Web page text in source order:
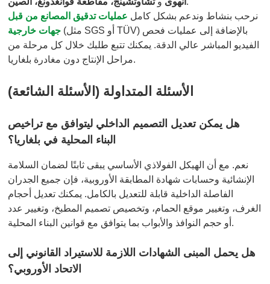
نرحب بنشاط وندعم بشكل كامل عمليات تدقيق المصانع من قبل
جهات خارجية (مثل SGS أو TÜV) بالإضافة إلى عمليات فحص
الفيديو المباشر عالي الدقة. يمكنك تتبع طلبك خلال كل مرحلة من
مراحل الإنتاج دون مغادرة بلغاريا.
الأسئلة المتداولة (الأسئلة الشائعة)
هل يمكن تعديل التصميم الداخلي ليتوافق مع تراخيص
البناء المحلية في بلغاريا؟
نعم. مع أن الهيكل الفولاذي الأساسي يبقى ثابتًا لضمان السلامة
الإنشائية وحسابات شهادة المطابقة الأوروبية، فإن جميع الجدران
الفاصلة الداخلية قابلة للتعديل بالكامل. يمكنك تعديل أحجام
الغرف، وتغيير موقع الحمام، وتخصيص تصميم المطبخ، وتغيير عدد
أو حجم النوافذ والأبواب بما يتوافق مع قوانين البناء المحلية.
هل يحمل المبنى الشهادات اللازمة للاستيراد القانوني إلى
الاتحاد الأوروبي؟